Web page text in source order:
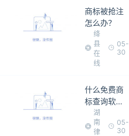
商标被抢注
怎么办？
绛
县
在
线
05-
30
什么免费商
标查询软件
最好用
湖
南
律
05-
30